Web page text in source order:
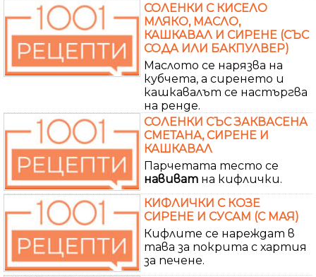
СОЛЕНКИ С КИСЕЛО
МЛЯКО, МАСЛО,
КАШКАВАЛ И СИРЕНЕ (СЪС
СОДА ИЛИ БАКПУЛВЕР)
Маслото се нарязва на
кубчета, а сиренето и
кашкавалът се настъргва
на ренде.
СОЛЕНКИ СЪС ЗАКВАСЕНА
СМЕТАНА, СИРЕНЕ И
КАШКАВАЛ
Парчетата тесто се
навиват на кифлички.
КИФЛИЧКИ С КОЗЕ
СИРЕНЕ И СУСАМ (С МАЯ)
Кифлите се нареждат в
тава за покрита с хартия
за печене.